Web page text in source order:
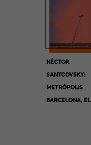
HÉCTOR
SANTCOVSKY:
METRÓPOLIS
BARCELONA, EL